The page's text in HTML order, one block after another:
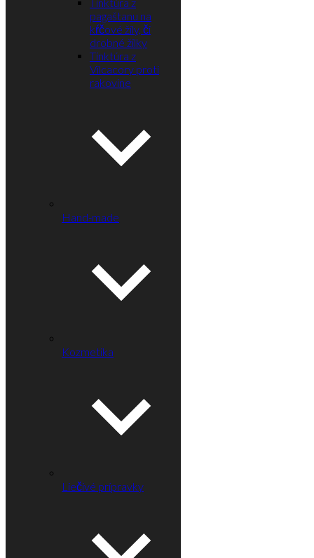
pagaštanu na
kŕčové žily, či
drobné žilky
Tinktúra z
Vilcacory proti
rakovine
Hand-made
Kozmetika
Liečivé prípravky